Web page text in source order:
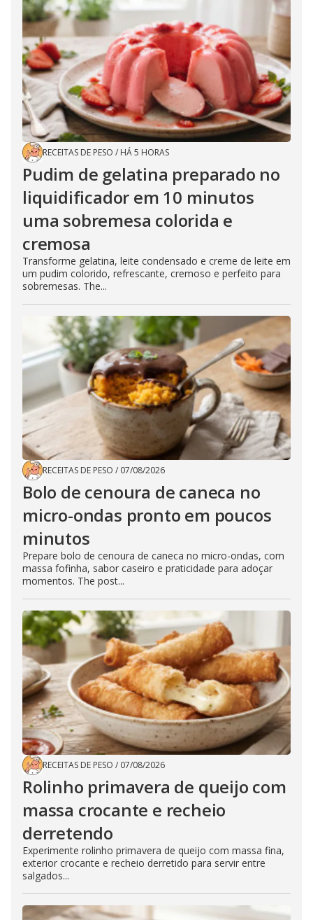
RECEITAS DE PESO / HÁ 5 HORAS
Pudim de gelatina preparado no
liquidificador em 10 minutos
uma sobremesa colorida e
cremosa
Transforme gelatina, leite condensado e creme de leite em
um pudim colorido, refrescante, cremoso e perfeito para
sobremesas. The...
RECEITAS DE PESO / 07/08/2026
Bolo de cenoura de caneca no
micro-ondas pronto em poucos
minutos
Prepare bolo de cenoura de caneca no micro-ondas, com
massa fofinha, sabor caseiro e praticidade para adoçar
momentos. The post...
RECEITAS DE PESO / 07/08/2026
Rolinho primavera de queijo com
massa crocante e recheio
derretendo
Experimente rolinho primavera de queijo com massa fina,
exterior crocante e recheio derretido para servir entre
salgados...